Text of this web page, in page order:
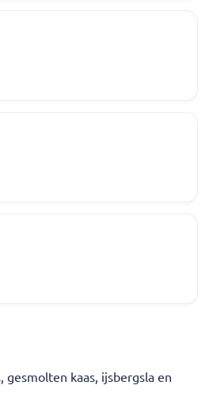
gesmolten kaas, ijsbergsla en